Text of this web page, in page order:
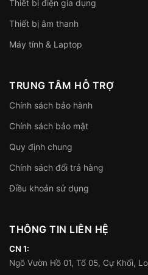
Thiết bị điện gia dụng
Thiết bị âm thanh
Máy tính & Laptop
TRUNG TÂM HỖ TRỢ
Chính sách bảo hành
Chính sách bảo mật
Quy định chung
Chính sách đổi trả hàng
Điều khoản sử dụng
THÔNG TIN LIÊN HỆ
CN 1:
Ngõ Vườn Hồ 01, Tổ 05, Cự Khối,